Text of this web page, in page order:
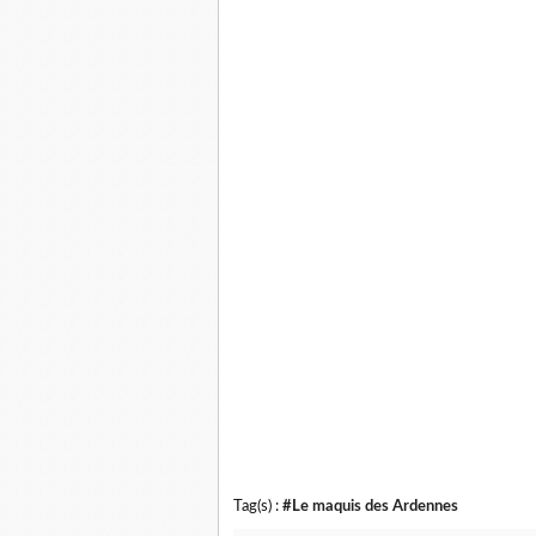
Tag(s) : #Le maquis des Ardennes